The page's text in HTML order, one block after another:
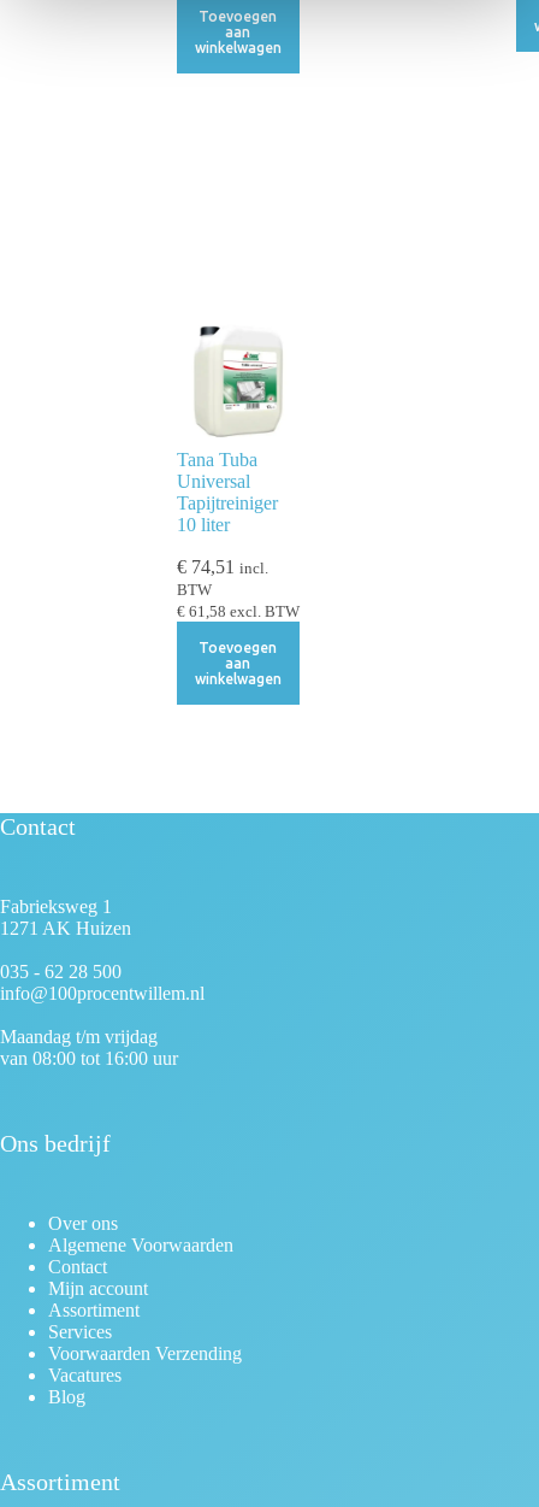
Toevoegen
aan
winkelwagen
Tana Tuba
Universal
Tapijtreiniger
10 liter
€74,51 incl.
BTW
€61,58 excl. BTW
Toevoegen
aan
winkelwagen
Contact
Fabrieksweg 1
1271 AK Huizen
035 - 62 28 500
info@100procentwillem.nl
Maandag t/m vrijdag
van 08:00 tot 16:00 uur
Ons bedrijf
Over ons
Algemene Voorwaarden
Contact
Mijn account
Assortiment
Services
Voorwaarden Verzending
Vacatures
Blog
Assortiment